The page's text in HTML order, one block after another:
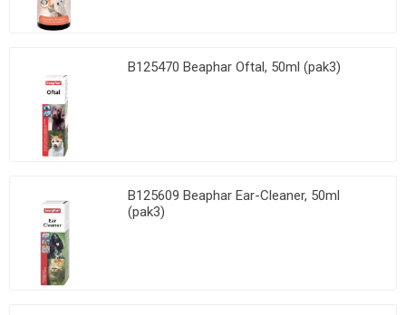
B125470 Beaphar Oftal, 50ml (pak3)
B125609 Beaphar Ear-Cleaner, 50ml
(pak3)